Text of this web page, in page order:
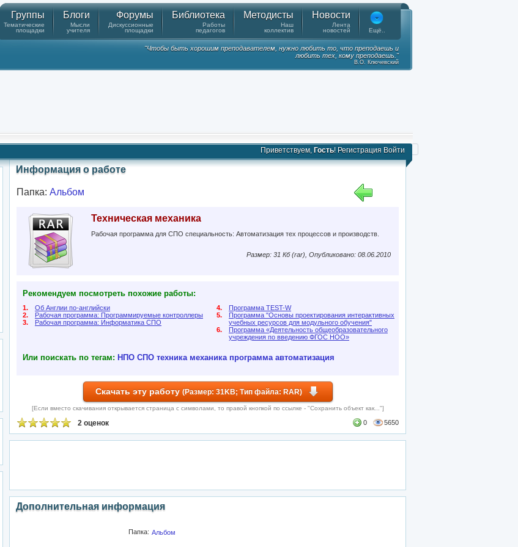
Группы
Тематические
площадки
Блоги
Мысли
учителя
Форумы
Дискуссионные
площадки
Библиотека
Работы
педагогов
Методисты
Наш
коллектив
Новости
Лента
новостей
Ещё..
"Чтобы быть хорошим преподавателем, нужно любить то, что преподаешь и
любить тех, кому преподаешь."
В.О. Ключевский
Приветствуем, Гость! Регистрация Войти
Информация о работе
Папка: Альбом
Техническая механика
Рабочая программа для СПО специальность: Автоматизация тех процессов и производств.
Размер: 31 Кб (rar), Опубликовано: 08.06.2010
Рекомендуем посмотреть похожие работы:
1.
Об Англии по-английски
2.
Рабочая программа: Программируемые контроллеры
3.
Рабочая программа: Информатика СПО
4.
Программа TEST-W
5.
Программа "Основы проектирования интерактивных
учебных ресурсов для модульного обучения"
6.
Программа «Деятельность общеобразовательного
учреждения по введению ФГОС НОО»
Или поискать по тегам: НПО СПО техника механика программа автоматизация
Скачать эту работу (Размер: 31KB; Тип файла: RAR)
[Если вместо скачивания открывается страница с символами, то правой кнопкой по ссылке - "Сохранить объект как..."]
2 оценок 0 5650
Дополнительная информация
Папка: Альбом